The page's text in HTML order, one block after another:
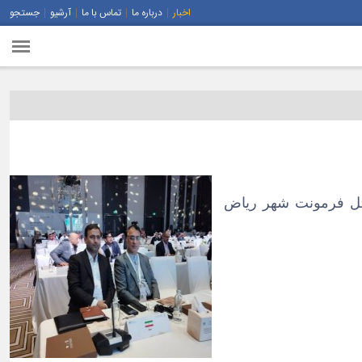
اخبار درباره ما تماس با ما آرشیو جستجو
اساتید و صاحبنظران جهانی در مورد پدیده گرد و خاک از ۴ تا ۶ مارس ۲۰۲۴ در هتل فرمونت شهر ریاض